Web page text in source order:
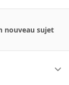
nouveau sujet